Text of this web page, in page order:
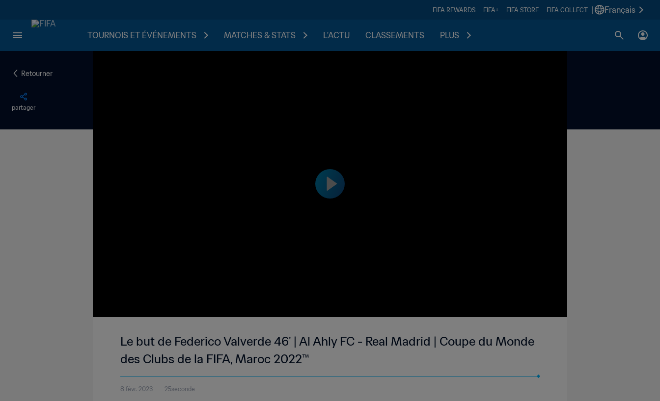
FIFA REWARDS FIFA+ FIFA STORE FIFA COLLECT Français
TOURNOIS ET ÉVÉNEMENTS MATCHES & STATS L'ACTU CLASSEMENTS PLUS
Retourner
partager
Le but de Federico Valverde 46' | Al Ahly FC - Real Madrid | Coupe du Monde
des Clubs de la FIFA, Maroc 2022™
8 févr. 2023 25seconde